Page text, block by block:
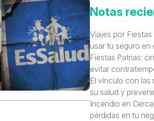
Notas
Viajes por
usar tu seguro en
Fiestas Patrias:
evitar
El vínculo con las
su salud y
Incendio en
pérdidas en tu